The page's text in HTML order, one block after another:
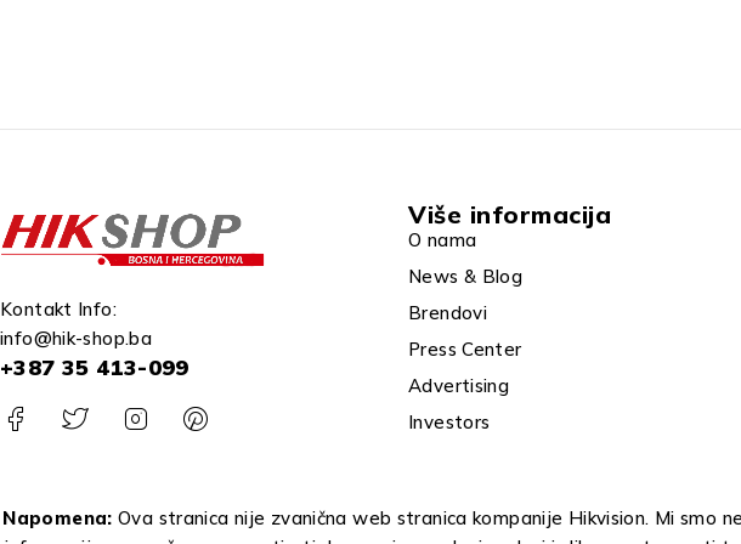
Kontakt Info:
info@hik-shop.ba
+387 35 413-099
Više informacija
O nama
News & Blog
Brendovi
Press Center
Advertising
Investors
Napomena: Ova stranica nije zvanična web stranica kompanije Hikvision. Mi smo